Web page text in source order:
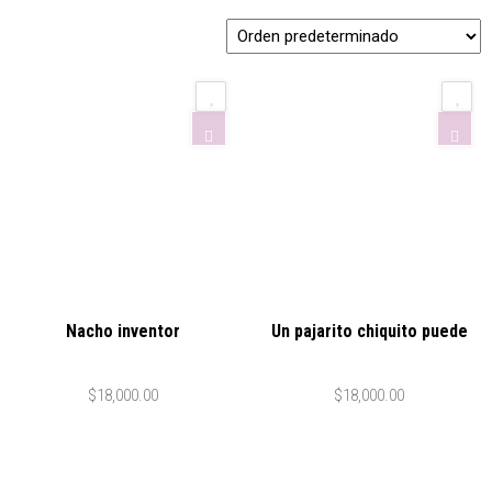
Nacho inventor
$18,000.00
Un pajarito chiquito puede
$18,000.00